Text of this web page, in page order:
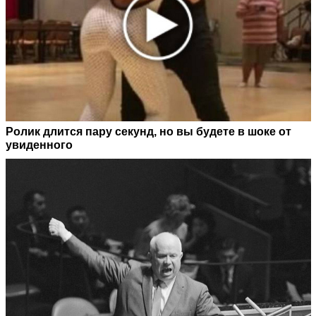
Ролик длится пару секунд, но вы будете в шоке от
увиденного